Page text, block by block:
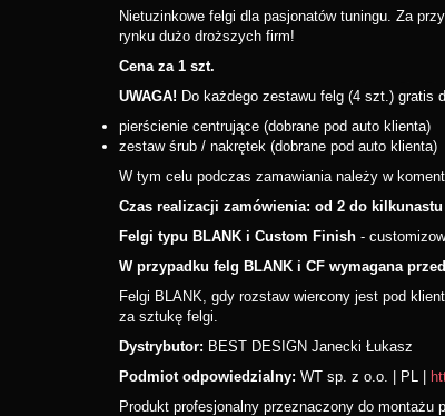
Nietuzinkowe felgi dla pasjonatów tuningu. Za
rynku dużo droższych firm!
Cena za 1 szt.
UWAGA! Do każdego zestawu felg (4 szt.) gratis
pierścienie centrujące (dobrane pod auto klienta)
zestaw śrub / nakrętek (dobrane pod auto klienta)
W tym celu podczas zamawiania należy w
Czas realizacji zamówienia: od 2 do
Felgi typu BLANK i Custom Finish -
W przypadku felg BLANK i CF wymagana
Felgi BLANK, gdy rozstaw wiercony jest pod
za sztukę felgi.
Dystrybutor: BEST DESIGN Janecki Łukasz
Podmiot odpowiedzialny: WT sp. z o.o. | PL |
Produkt profesjonalny przeznaczony do montażu